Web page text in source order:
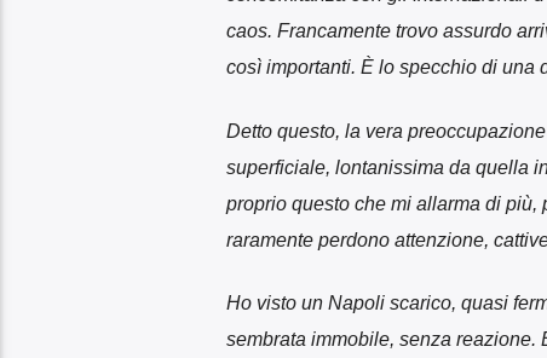
caos. Francamente trovo assurdo
così importanti. È lo specchio di una
Detto questo, la vera
superficiale, lontanissima da quella
proprio questo che mi allarma di
raramente perdono attenzione,
Ho visto un Napoli scarico, quasi
sembrata immobile, senza reazione.